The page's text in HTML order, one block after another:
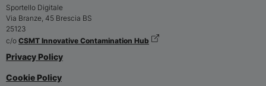
Sportello Digitale
Via Branze, 45 Brescia BS
25123
c/o CSMT Innovative Contamination Hub
Privacy Policy
Cookie Policy